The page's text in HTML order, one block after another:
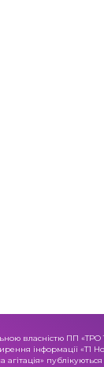
власністю ПП
інформації